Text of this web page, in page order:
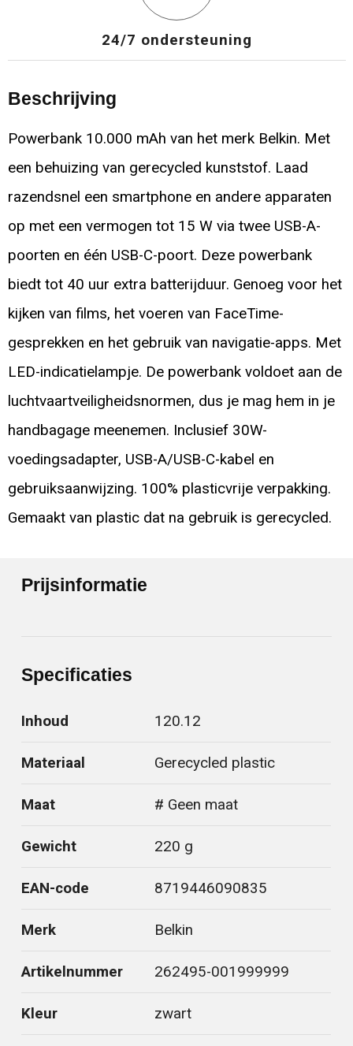
24/7 ondersteuning
Beschrijving
Powerbank 10.000 mAh van het merk Belkin. Met
een behuizing van gerecycled kunststof. Laad
razendsnel een smartphone en andere apparaten
op met een vermogen tot 15 W via twee USB-A-
poorten en één USB-C-poort. Deze powerbank
biedt tot 40 uur extra batterijduur. Genoeg voor het
kijken van films, het voeren van FaceTime-
gesprekken en het gebruik van navigatie-apps. Met
LED-indicatielampje. De powerbank voldoet aan de
luchtvaartveiligheidsnormen, dus je mag hem in je
handbagage meenemen. Inclusief 30W-
voedingsadapter, USB-A/USB-C-kabel en
gebruiksaanwijzing. 100% plasticvrije verpakking.
Gemaakt van plastic dat na gebruik is gerecycled.
Prijsinformatie
Specificaties
Inhoud 120.12
Materiaal Gerecycled plastic
Maat # Geen maat
Gewicht 220 g
EAN-code 8719446090835
Merk Belkin
Artikelnummer 262495-001999999
Kleur zwart